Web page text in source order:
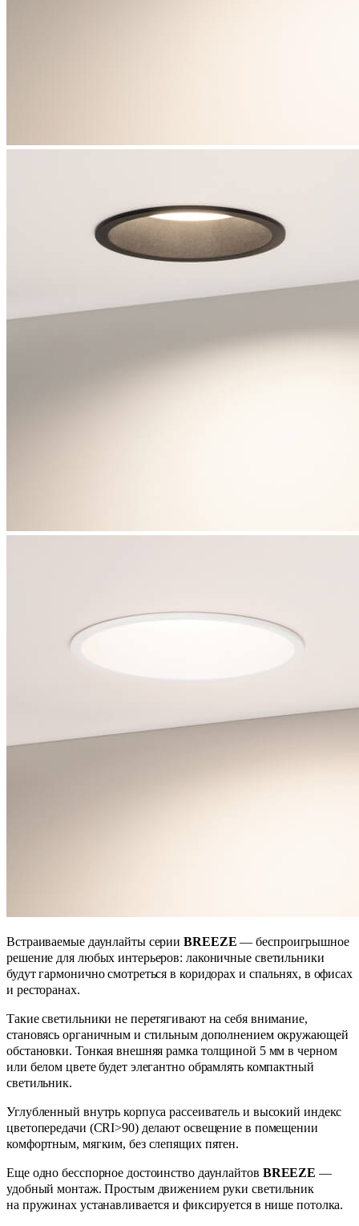
Встраиваемые даунлайты серииBREEZE — беспроигрышное
решение для любых интерьеров: лаконичные светильники
будут гармонично смотреться в коридорах и спальнях, в офисах
и ресторанах.
Такие светильники не перетягивают на себя внимание,
становясь органичным и стильным дополнением окружающей
обстановки. Тонкая внешняя рамка толщиной 5 мм в черном
или белом цвете будет элегантно обрамлять компактный
светильник.
Углубленный внутрь корпуса рассеиватель и высокий индекс
цветопередачи (CRI>90) делают освещение в помещении
комфортным, мягким, без слепящих пятен.
Еще одно бесспорное достоинство даунлайтов BREEZE —
удобный монтаж. Простым движением руки светильник
на пружинах устанавливается и фиксируется в нише потолка.